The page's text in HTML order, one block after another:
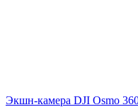
Экшн-камера DJI Osmo